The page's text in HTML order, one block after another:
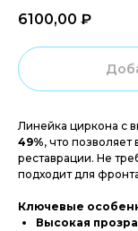
6100,00 ₽‎
Линейка циркона с
49%, что
реставрации. Не
подходит для
Ключевые
Высокая